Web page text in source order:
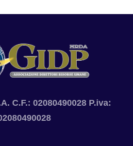
C.F.: 02080490028 P.iva: